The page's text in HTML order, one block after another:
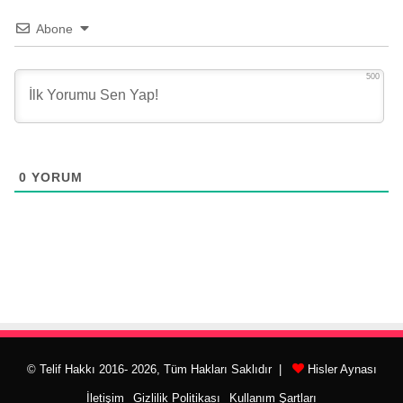
Abone
500
0 YORUM
© Telif Hakkı 2016- 2026, Tüm Hakları Saklıdır | Hisler Aynası
İletişim Gizlilik Politikası Kullanım Şartları